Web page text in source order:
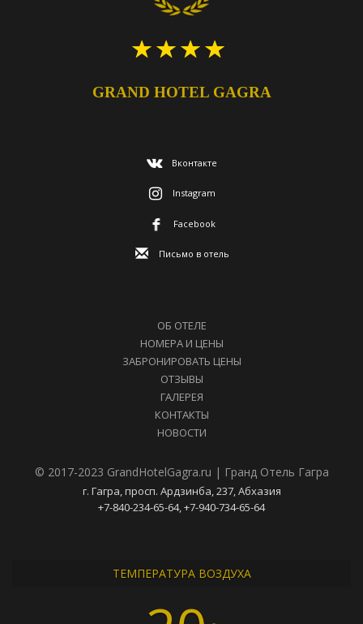
GRAND HOTEL GAGRA
Вконтакте
Instagram
Facebook
Письмо в отель
ОБ ОТЕЛЕ
НОМЕРА И ЦЕНЫ
ЗАБРОНИРОВАТЬ ЦЕНЫ
ОТЗЫВЫ
ГАЛЕРЕЯ
КОНТАКТЫ
НОВОСТИ
© 2017-2023 GrandHotelGagra.ru | Гранд Отель Гагра
г. Гагра, просп. Ардзинба, 237, Абхазия
+7-840-234-65-64, +7-940-734-65-64
ТЕМПЕРАТУРА ВОЗДУХА